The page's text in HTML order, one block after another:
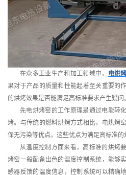
在众多工业生产和加工领域中， 电烘
果对于产品的质量和性能起着至关重要的
的烘烤效果是否能满足高标准要求产生疑问。
先电烘烤窑的工作原理是通过电能转
烤。与传统的燃料烘烤方式相比，电烘烤
保无污染等优点。这些优点为满足高标准的
从温度控制方面来看，高标准的烘烤
烤窑一般配备出色的温度控制系统，能够
感器反馈的温度信息，控制系统可以精确